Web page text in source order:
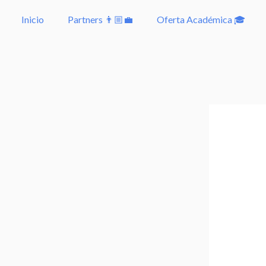
Inicio Partners 👨🏼‍💼 Oferta Académica 🎓